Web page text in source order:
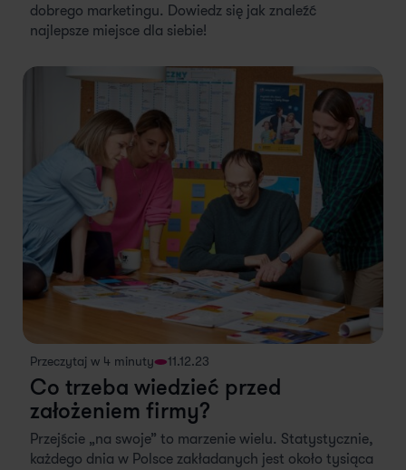
dobrego marketingu. Dowiedz się jak znaleźć
najlepsze miejsce dla siebie!
Przeczytaj w 4 minuty 11.12.23
Co trzeba wiedzieć przed
założeniem firmy?
Przejście „na swoje” to marzenie wielu. Statystycznie,
każdego dnia w Polsce zakładanych jest około tysiąca